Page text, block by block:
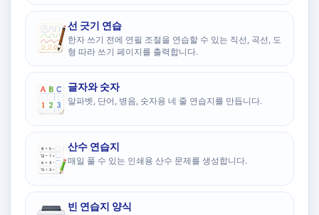
선 긋기 연습
한자 쓰기 전에 연필 조절을 연습할 수 있는 직선, 곡선, 도
형 따라 쓰기 페이지를 출력합니다.
글자와 숫자
알파벳, 단어, 병음, 숫자용 네 줄 연습지를 만듭니다.
산수 연습지
매일 풀 수 있는 인쇄용 산수 문제를 생성합니다.
빈 연습지 양식